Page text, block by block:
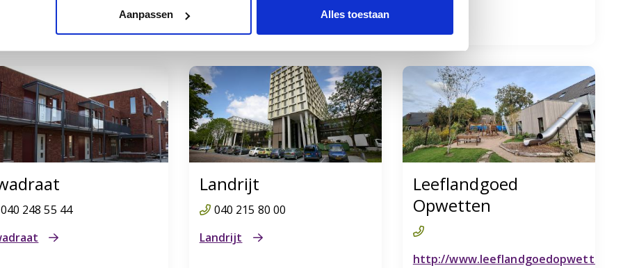
Aanpassen Alles toestaan
Zuiderpark: Gagelbosch en
040 248 55 44
Landrijt
040 215 80 00
Landrijt
Leeflandgoed
Opwetten
http://www.leeflandgoedopwetten.nl